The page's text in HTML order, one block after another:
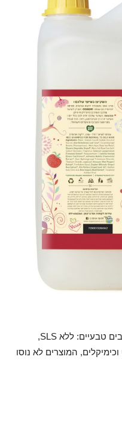
עשויים מרכיבים טבעיים: ללא SLS,
המוצרים לא נוסו